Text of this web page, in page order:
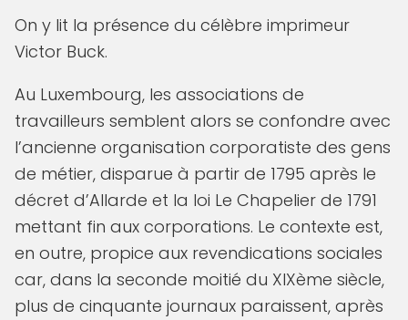
On y lit la présence du célèbre imprimeur
Victor Buck.
Au Luxembourg, les associations de
travailleurs semblent alors se confondre avec
l’ancienne organisation corporatiste des gens
de métier, disparue à partir de 1795 après le
décret d’Allarde et la loi Le Chapelier de 1791
mettant fin aux corporations. Le contexte est,
en outre, propice aux revendications sociales
car, dans la seconde moitié du XIXème siècle,
plus de cinquante journaux paraissent, après